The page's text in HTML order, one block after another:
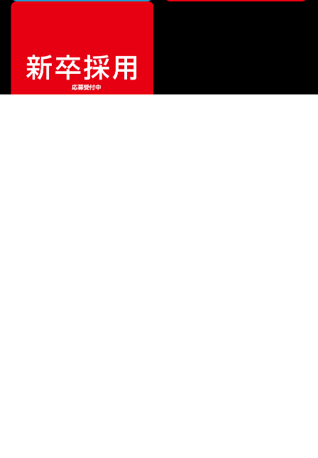
販売価格¥38,500（税込）